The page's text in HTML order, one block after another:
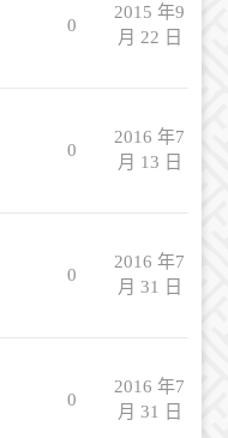
0
2015 年9
月 22 日
0
2016 年7
月 13 日
0
2016 年7
月 31 日
0
2016 年7
月 31 日